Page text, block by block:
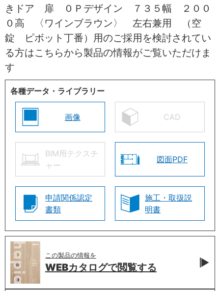
きドア 扉 ０Ｐデザイン ７３５幅 ２００
０高 〈ワインブラウン〉 左右兼用 （空
錠 ピボット丁番）用のご採用を検討されてい
る方はこちらから製品の情報がご覧いただけま
す
各種データ・ライブラリー
画像 CAD
BIM用テクスチ
ャー
図面PDF
申請関係認定
書類
施工・取扱説
明書
この製品の情報を
WEBカタログで閲覧する